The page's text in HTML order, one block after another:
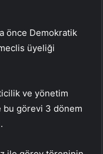
önce Demokratik
üyeliği
ve yönetim
bu görevi 3 dönem